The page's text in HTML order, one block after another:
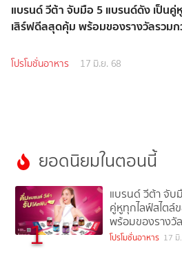
แบรนด์ วีต้า จับมือ 5 แบรนด์ดัง เป็น
เสิร์ฟดีลสุดคุ้ม พร้อมของรางวัลรวม
โปรโมชั่นอาหาร 17 มิ.ย. 68
ยอดนิยมในตอนนี้
1
แบรนด์ วีต้า จับ
คู่หูทุกไลฟ์สไต
พร้อมของรางวั
โปรโมชั่นอาหาร 17 มิ